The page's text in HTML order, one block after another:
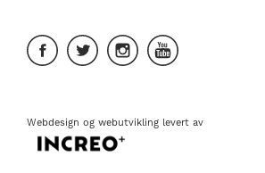
Webdesign og webutvikling levert av